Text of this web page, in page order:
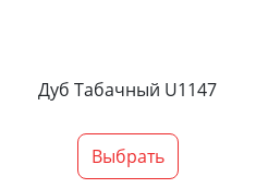
Дуб Табачный U1147
Выбрать